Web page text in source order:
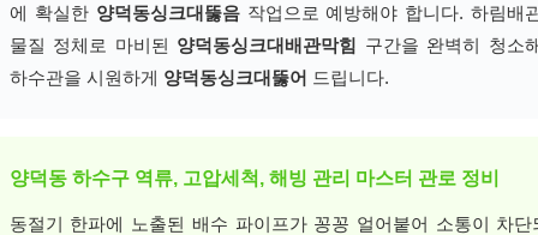
에 확실한 양덕동싱크대뚫음작업으로 예방해야 합니다. 하림배
물질 정체로 마비된 양덕동싱크대배관막힘
구간을 완벽히 청소
하수관을 시원하게 양덕동싱크대뚫어 드립니다.
양덕동 하수구 역류, 고압세척, 해빙 관리 마스터 관로 정비
동절기 한파에 노출된 배수 파이프가 꽁꽁 얼어붙어 소통이 차단